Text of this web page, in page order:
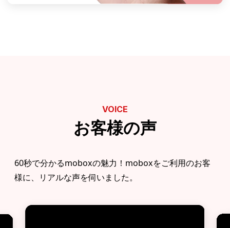
VOICE
お客様の声
60秒で分かるmoboxの魅力！moboxをご利用のお客
様に、リアルな声を伺いました。